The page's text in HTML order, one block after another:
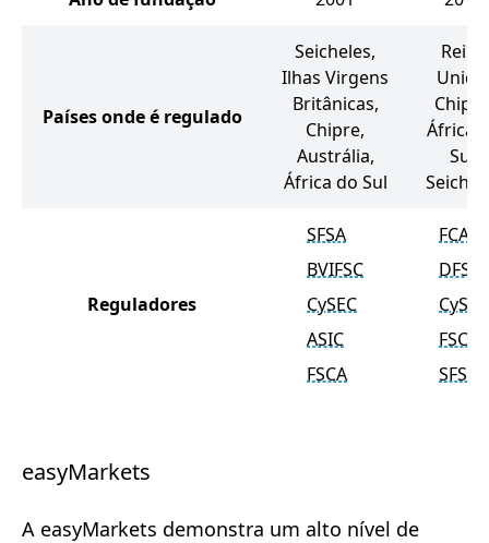
Países onde é regulado
Seicheles,
Ilhas Virgens
Britânicas,
Chipre,
Austrália,
África do Sul
Reino
África
Sul,
Reguladores
SFSA
BVIFSC
CySEC
ASIC
FSCA
FCA
DFSA
CySEC
FSCA
SFSA
easyMarkets
A easyMarkets demonstra um alto nível de